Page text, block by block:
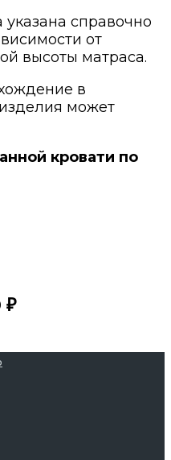
указана справочно
от
высоты матраса.
в
может
кровати по
₽